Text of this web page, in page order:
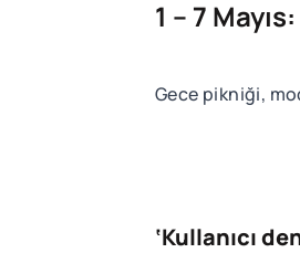
1 – 7
Gece pikniği,
‘Kullanıcı